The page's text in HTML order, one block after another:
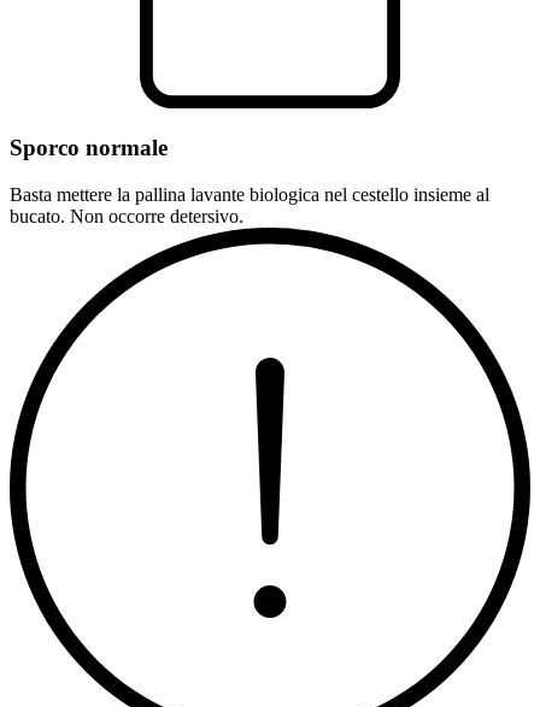
Sporco normale
Basta mettere la pallina lavante biologica nel cestello insieme al
bucato. Non occorre detersivo.